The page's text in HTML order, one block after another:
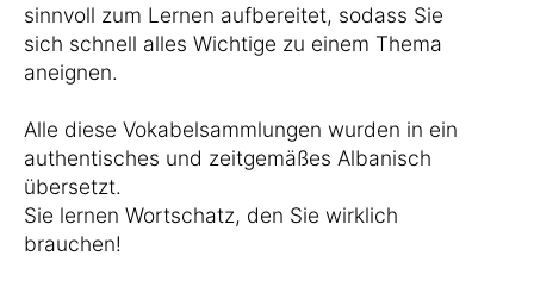
sinnvoll zum Lernen aufbereitet, sodass Sie
sich schnell alles Wichtige zu einem Thema
aneignen.
Alle diese Vokabelsammlungen wurden in ein
authentisches und zeitgemäßes Albanisch
übersetzt.
Sie lernen Wortschatz, den Sie wirklich
brauchen!